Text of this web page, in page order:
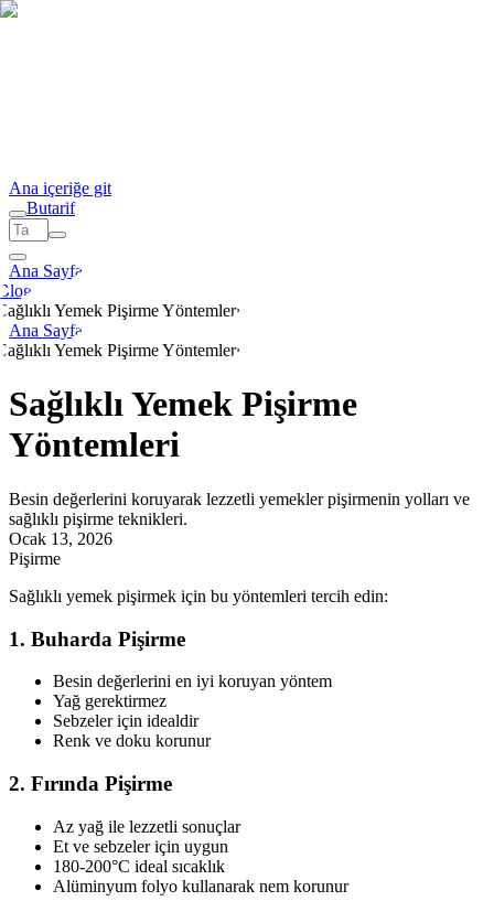
Ana içeriğe git
Butarif
Ana Sayfa
Yemek Pişirme Yöntemleri
Ana Sayfa
Yemek Pişirme Yöntemleri
Sağlıklı Yemek Pişirme
Yöntemleri
Besin değerlerini koruyarak lezzetli yemekler pişirmenin yolları ve
sağlıklı pişirme teknikleri.
Ocak 13, 2026
Pişirme
Sağlıklı yemek pişirmek için bu yöntemleri tercih edin:
1. Buharda Pişirme
Besin değerlerini en iyi koruyan yöntem
Yağ gerektirmez
Sebzeler için idealdir
Renk ve doku korunur
2. Fırında Pişirme
Az yağ ile lezzetli sonuçlar
Et ve sebzeler için uygun
180-200°C ideal sıcaklık
Alüminyum folyo kullanarak nem korunur